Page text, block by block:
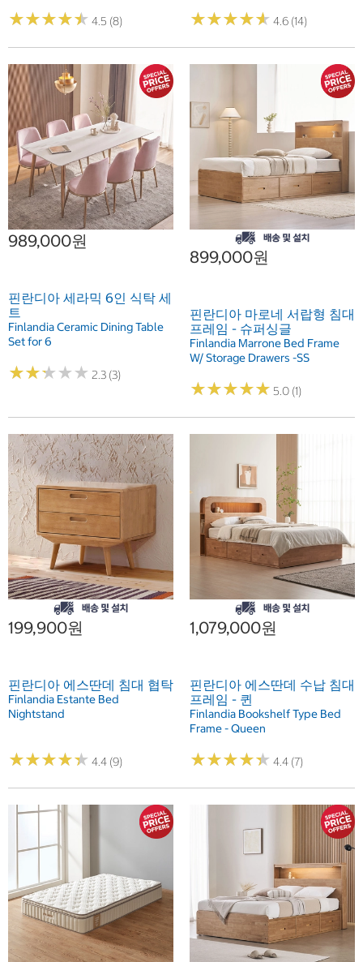
★★★★★
★★★★★ 4.5 (8) ★★★★★
★★★★★ 4.6 (14)
989,000원
핀란디아 세라믹 6인 식탁 세
트
Finlandia Ceramic Dining Table
Set for 6
★★★★★
★★★★★ 2.3 (3)
899,000원
핀란디아 마로네 서랍형 침대
프레임 - 슈퍼싱글
Finlandia Marrone Bed Frame
W/ Storage Drawers -SS
★★★★★
★★★★★ 5.0 (1)
199,900원
핀란디아 에스딴데 침대 협탁
Finlandia Estante Bed
Nightstand
★★★★★
★★★★★ 4.4 (9)
1,079,000원
핀란디아 에스딴데 수납 침대
프레임 - 퀸
Finlandia Bookshelf Type Bed
Frame - Queen
★★★★★
★★★★★ 4.4 (7)